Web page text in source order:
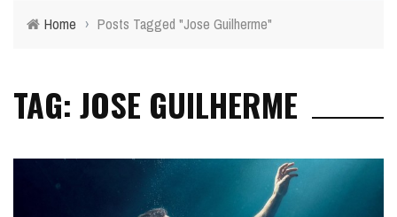
Home › Posts Tagged "Jose Guilherme"
TAG: JOSE GUILHERME